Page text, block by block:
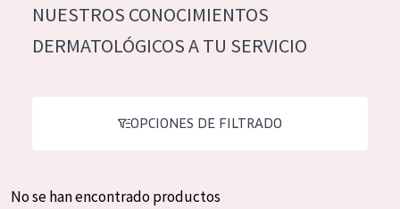
Hidratación y luminosidad
Reducción de arrugas
TIPO DE PRODUCTO
German
Spanish
NUESTROS CONOCIMIENTOS
DERMATOLÓGICOS A TU SERVICIO
OPCIONES DE FILTRADO
No se han encontrado productos